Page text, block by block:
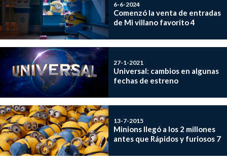
6-6-2024
Comenzó la venta de entradas
de Mi villano favorito 4
27-1-2021
Universal: cambios en algunas
fechas de estreno
13-7-2015
Minions llegó a los 2 millones
antes que Rápidos y furiosos 7